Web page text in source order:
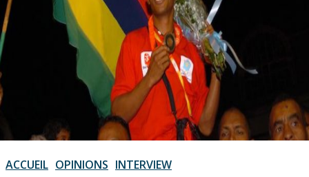
ACCUEIL OPINIONS INTERVIEW